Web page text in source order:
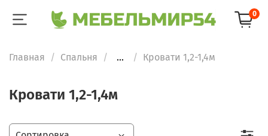
0
Главная Спальня ... Кровати 1,2-1,4м
Кровати 1,2-1,4м